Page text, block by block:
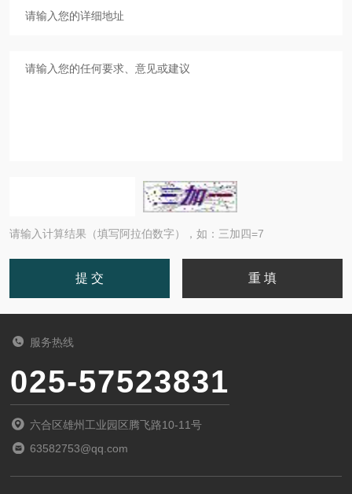
请输入计算结果（填写阿拉伯数字），如：三加四=7
服务热线
025-57523831
六合区雄州工业园区腾飞路10-11号
63582753@qq.com